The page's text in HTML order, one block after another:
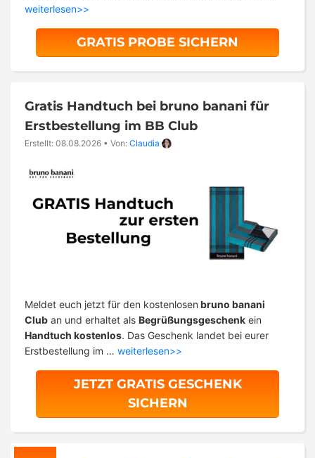
weiterlesen>>
GRATIS PROBE SICHERN
Gratis Handtuch bei bruno banani für
Erstbestellung im BB Club
Erstellt: 08.08.2026 • Von: Claudia
Meldet euch jetzt für den kostenlosen bruno banani
Club an und erhaltet als Begrüßungsgeschenk ein
Handtuch kostenlos. Das Geschenk landet bei eurer
Erstbestellung im … weiterlesen>>
JETZT GRATIS GESCHENK
SICHERN